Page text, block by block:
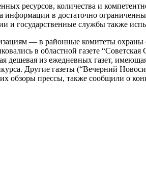
ресурсов, количества и
в достаточно
и государственные службы также
— в районные комитеты
в областной газете
дешевая из ежедневных газет,
Другие газеты (“Вечерний
прессы, также сообщили о